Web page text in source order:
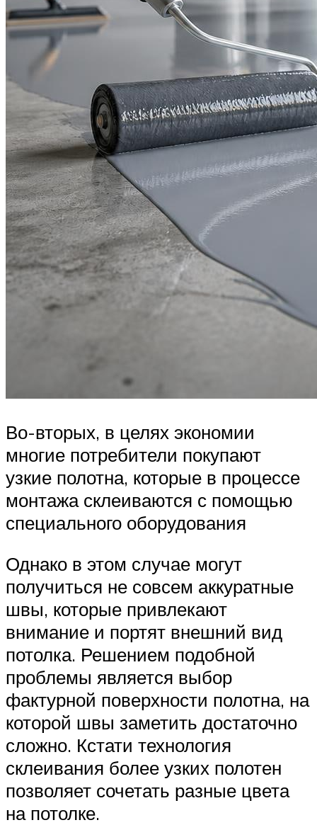
Во-вторых, в целях экономии
многие потребители покупают
узкие полотна, которые в процессе
монтажа склеиваются с помощью
специального оборудования
Однако в этом случае могут
получиться не совсем аккуратные
швы, которые привлекают
внимание и портят внешний вид
потолка. Решением подобной
проблемы является выбор
фактурной поверхности полотна, на
которой швы заметить достаточно
сложно. Кстати технология
склеивания более узких полотен
позволяет сочетать разные цвета
на потолке.